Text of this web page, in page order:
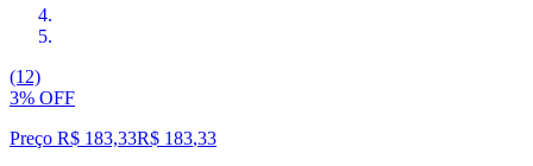
(12)
3% OFF
Preço R$ 183,33R$ 183,33